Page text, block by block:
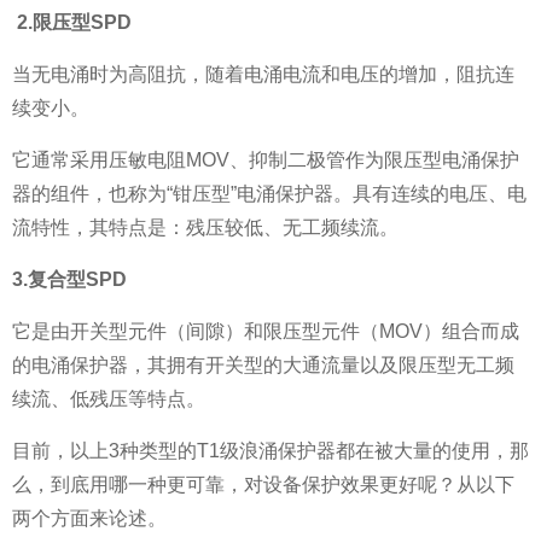
2.限压型SPD
当无电涌时为高阻抗，随着电涌电流和电压的增加，阻抗连
续变小。
它通常采用压敏电阻MOV、抑制二极管作为限压型电涌保护
器的组件，也称为“钳压型”电涌保护器。具有连续的电压、电
流特性，其特点是：残压较低、无工频续流。
3.复合型SPD
它是由开关型元件（间隙）和限压型元件（MOV）组合而成
的电涌保护器，其拥有开关型的大通流量以及限压型无工频
续流、低残压等特点。
目前，以上3种类型的T1级浪涌保护器都在被大量的使用，那
么，到底用哪一种更可靠，对设备保护效果更好呢？从以下
两个方面来论述。